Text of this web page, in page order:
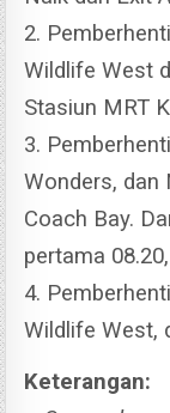
2.
Wildlife West
Stasiun MRT
3.
Wonders, dan
Coach Bay.
pertama
4.
Wildlife West,
Keterangan: